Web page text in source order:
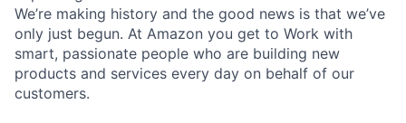
We’re making history and the good news is that we’ve
only just begun. At Amazon you get to Work with
smart, passionate people who are building new
products and services every day on behalf of our
customers.